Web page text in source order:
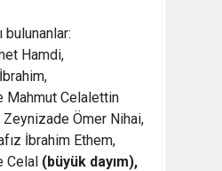
Hamdi,
Mahmut Celalettin
Zeynizade Ömer Nihai,
İbrahim Ethem,
Celal (büyük dayım),